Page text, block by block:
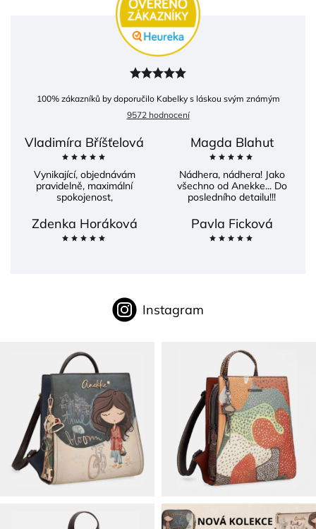
100% zákazníků by doporučilo Kabelky s láskou svým známým
9572 hodnocení
Vladimíra Bříšťelová
Vynikající, objednávám
pravidelně, maximální
spokojenost,
Magda Blahut
Nádhera, nádhera! Jako
všechno od Anekke... Do
posledního detailu!!!
Zdenka Horáková Pavla Ficková
Instagram